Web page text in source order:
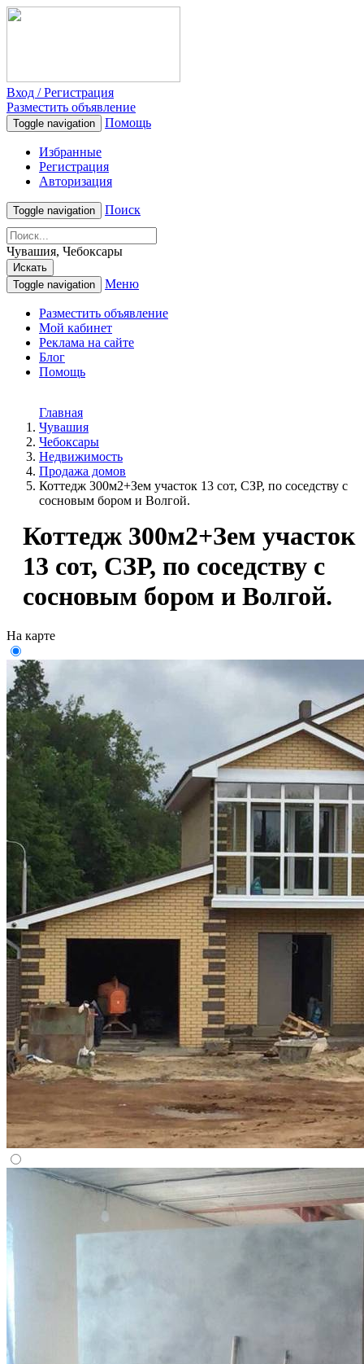
Вход / Регистрация
Разместить объявление
Toggle navigation Помощь
Избранные
Регистрация
Авторизация
Toggle navigation Поиск
Чувашия, Чебоксары
Искать
Toggle navigation
Меню
Разместить объявление
Мой кабинет
Реклама на сайте
Блог
Помощь
Главная
Чувашия
Чебоксары
Недвижимость
Продажа домов
Коттедж 300м2+Зем участок 13 сот, СЗР, по соседству с
сосновым бором и Волгой.
Коттедж 300м2+Зем участок
13 сот, СЗР, по соседству с
сосновым бором и Волгой.
На карте